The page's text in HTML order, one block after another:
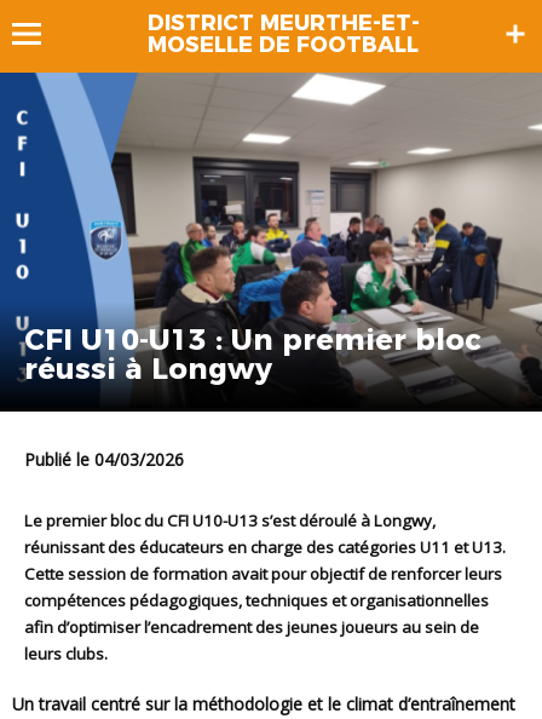
DISTRICT MEURTHE-ET-
MOSELLE DE FOOTBALL
CFI U10-U13 : Un premier bloc
réussi à Longwy
Publié le 04/03/2026
Le premier bloc du CFI U10-U13 s’est déroulé à Longwy,
réunissant des éducateurs en charge des catégories U11 et U13.
Cette session de formation avait pour objectif de renforcer leurs
compétences pédagogiques, techniques et organisationnelles
afin d’optimiser l’encadrement des jeunes joueurs au sein de
leurs clubs.
Un travail centré sur la méthodologie et le climat d’entraînement